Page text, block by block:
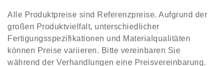
Alle Produktpreise sind Referenzpreise. Aufgrund der
großen Produktvielfalt, unterschiedlicher
Fertigungsspezifikationen und Materialqualitäten
können Preise variieren. Bitte vereinbaren Sie
während der Verhandlungen eine Preisvereinbarung.